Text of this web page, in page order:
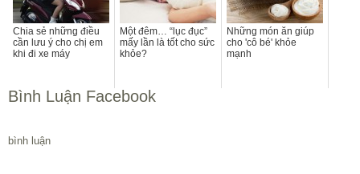
Chia sẻ những điều
cần lưu ý cho chị em
khi đi xe máy
Một đêm… “lục đục”
mấy lần là tốt cho sức
khỏe?
Những món ăn giúp
cho 'cô bé' khỏe
mạnh
Bình Luận Facebook
bình luận